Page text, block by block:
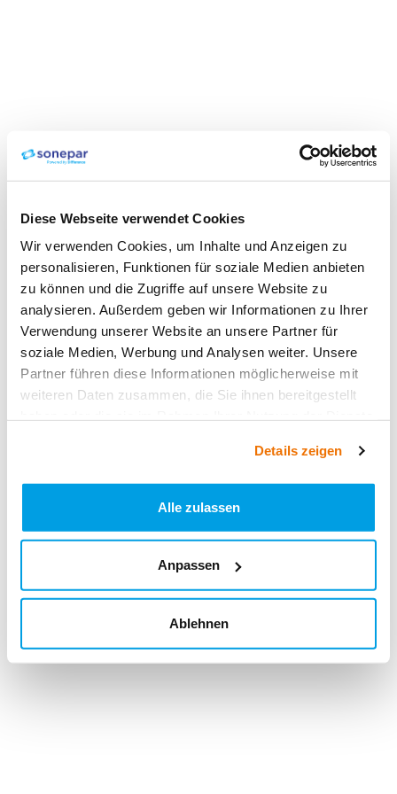
Diese Webseite verwendet Cookies
Wir verwenden Cookies, um Inhalte und Anzeigen zu
personalisieren, Funktionen für soziale Medien anbieten
zu können und die Zugriffe auf unsere Website zu
analysieren. Außerdem geben wir Informationen zu Ihrer
Verwendung unserer Website an unsere Partner für
soziale Medien, Werbung und Analysen weiter. Unsere
Partner führen diese Informationen möglicherweise mit
weiteren Daten zusammen, die Sie ihnen bereitgestellt
Details zeigen
Alle zulassen
Anpassen
Ablehnen